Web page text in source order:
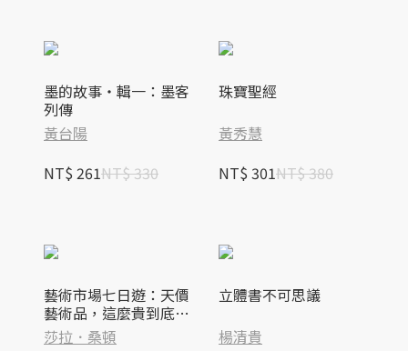
墨的故事‧輯一：墨客
列傳
黃台陽
NT$ 261NT$ 330
珠寶聖經
黃秀慧
NT$ 301NT$ 380
藝術市場七日遊：天價
藝術品，這麼貴到底誰
在買啦！
莎拉．桑頓
立體書不可思議
楊清貴